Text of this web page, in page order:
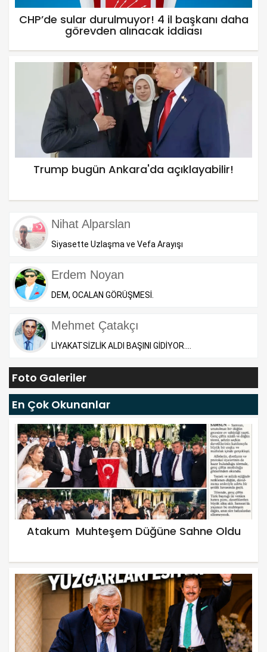
CHP’de sular durulmuyor! 4 il başkanı daha
görevden alınacak iddiası
Trump bugün Ankara'da açıklayabilir!
Nihat Alparslan
Siyasette Uzlaşma ve Vefa Arayışı
Erdem Noyan
DEM, OCALAN GÖRÜŞMESİ.
Mehmet Çatakçı
LİYAKATSİZLİK ALDI BAŞINI GİDİYOR....
Foto Galeriler
En Çok Okunanlar
Atakum Muhteşem Düğüne Sahne Oldu